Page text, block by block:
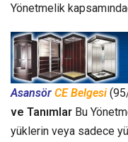
Yönetmelik
Asansör CE Belgesi
ve Tanımlar Bu
yüklerin veya sadece